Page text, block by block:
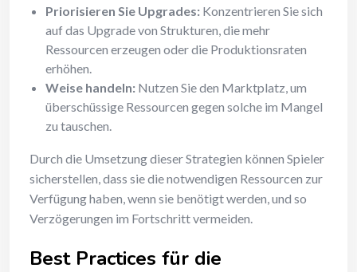
Priorisieren Sie Upgrades: Konzentrieren Sie sich
auf das Upgrade von Strukturen, die mehr
Ressourcen erzeugen oder die Produktionsraten
erhöhen.
Weise handeln: Nutzen Sie den Marktplatz, um
überschüssige Ressourcen gegen solche im Mangel
zu tauschen.
Durch die Umsetzung dieser Strategien können Spieler
sicherstellen, dass sie die notwendigen Ressourcen zur
Verfügung haben, wenn sie benötigt werden, und so
Verzögerungen im Fortschritt vermeiden.
Best Practices für die